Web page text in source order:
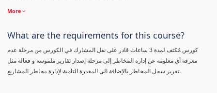
More
What are the requirements for this course?
كورس مٌكثف لمدة 3 ساعات قادر على نقل المشارك في الكورس من مرحلة عدم
معرفة أي معلومة عن إدارة المخاطر إلى مرحلة إصدار تقارير ملموسة و فعالة مثل
تقرير سجل المخاطر بالإضافة الى المقدرة التامية لإدارة مخاطر المشاريع.